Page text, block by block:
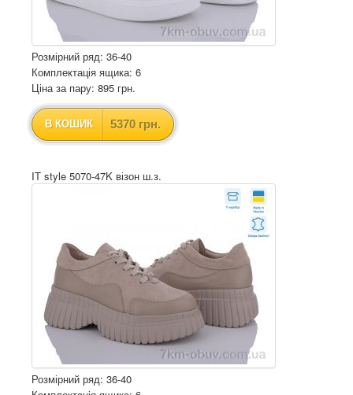
Розмірний ряд: 36-40
Комплектація ящика: 6
Ціна за пару: 895 грн.
В КОШИК 5370 грн.
IT style 5070-47K візон ш.з.
Розмірний ряд: 36-40